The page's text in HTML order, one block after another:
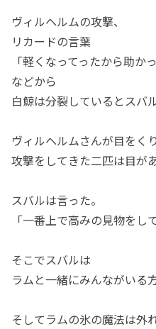
ヴィルヘルムの攻撃、
リカードの言葉
「軽くなってったから助かっ
などから
白鯨は分裂しているとスバ
ヴィルヘルムさんが目をく
攻撃をしてきた二匹は目があ
スバルは言った。
「一番上で高みの見物をし
そこでスバルは
ラムと一緒にみんながいる
そしてラムの氷の魔法は外